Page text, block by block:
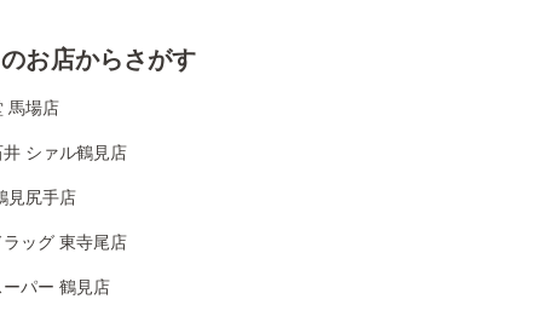
お店からさがす
馬場店
井 シァル鶴見店
見尻手店
ラッグ 東寺尾店
パー 鶴見店